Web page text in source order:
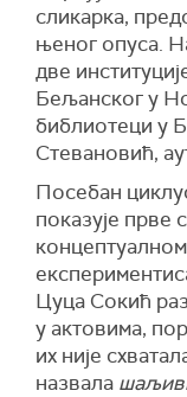
сликарка,
њеног опуса.
две
Бељанског у
библиотеци у
Стевановић,
Посебан
показује прве
Цуца Сокић
у актовима,
их није
назвала